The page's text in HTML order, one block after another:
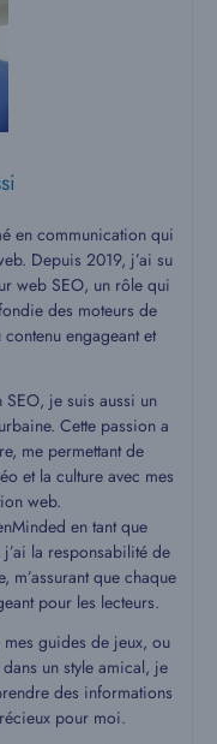
en communication qui
Depuis 2019, j’ai su
web SEO, un rôle qui
des moteurs de
engageant et
SEO, je suis aussi un
Cette passion a
me permettant de
et la culture avec mes
web.
en tant que
la responsabilité de
m’assurant que chaque
pour les lecteurs.
guides de jeux, ou
un style amical, je
des informations
pour moi.